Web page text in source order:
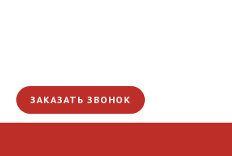
ЗАКАЗАТЬ ЗВОНОК